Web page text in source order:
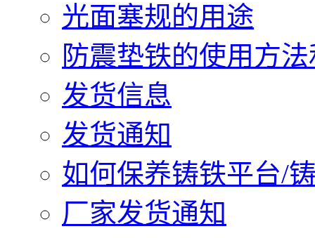
光面塞规的用途
防震垫铁的使用方
发货信息
发货通知
如何保养铸铁平台/
厂家发货通知